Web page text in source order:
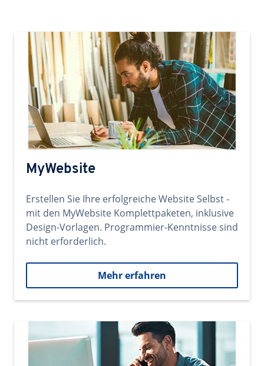
MyWebsite
Erstellen Sie Ihre erfolgreiche Website Selbst -
mit den MyWebsite Komplettpaketen, inklusive
Design-Vorlagen. Programmier-Kenntnisse sind
nicht erforderlich.
Mehr erfahren